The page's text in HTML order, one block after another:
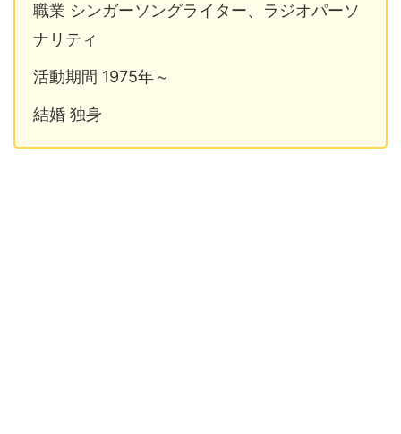
職業 シンガーソングライター、ラジオパーソ
ナリティ
活動期間 1975年～
結婚 独身